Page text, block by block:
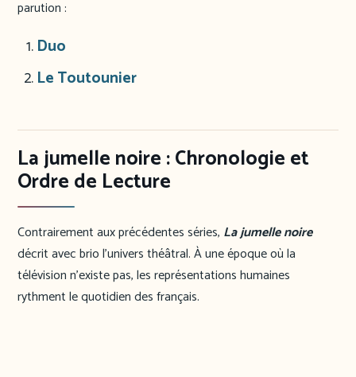
parution :
Duo
Le Toutounier
La jumelle noire : Chronologie et
Ordre de Lecture
Contrairement aux précédentes séries, La jumelle noire
décrit avec brio l’univers théâtral. À une époque où la
télévision n’existe pas, les représentations humaines
rythment le quotidien des français.